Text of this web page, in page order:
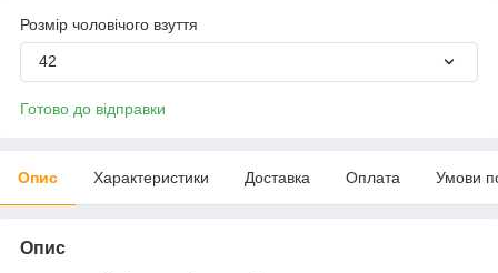
Розмір чоловічого взуття
42
Готово до відправки
Опис Характеристики Доставка Оплата Умови
Опис